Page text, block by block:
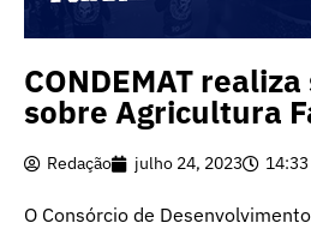
CONDEMAT
sobre Agricultura
Redação julho 24, 2023 14:33
O Consórcio de